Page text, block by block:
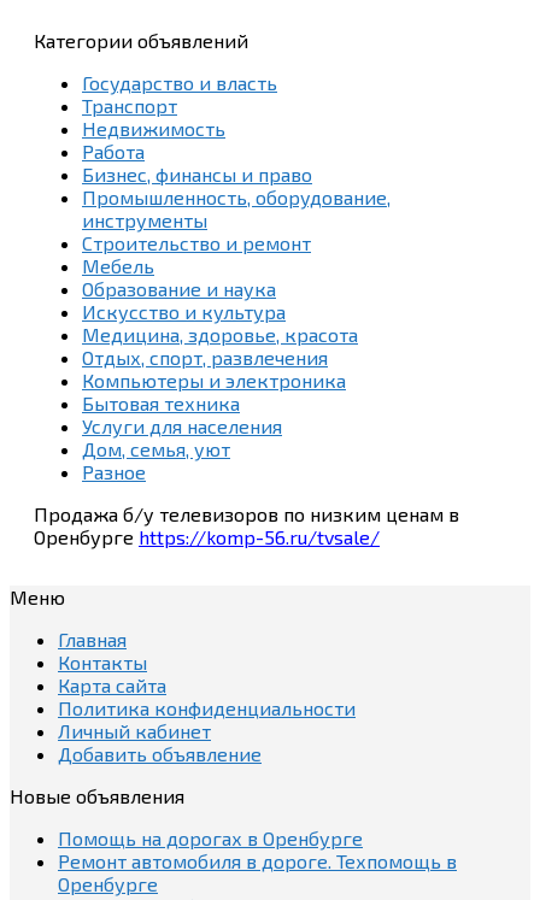
Категории объявлений
Государство и власть
Транспорт
Недвижимость
Работа
Бизнес, финансы и право
Промышленность, оборудование,
инструменты
Строительство и ремонт
Мебель
Образование и наука
Искусство и культура
Медицина, здоровье, красота
Отдых, спорт, развлечения
Компьютеры и электроника
Бытовая техника
Услуги для населения
Дом, семья, уют
Разное
Продажа б/у телевизоров по низким ценам в
Оренбурге https://komp-56.ru/tvsale/
Меню
Главная
Контакты
Карта сайта
Политика конфиденциальности
Личный кабинет
Добавить объявление
Новые объявления
Помощь на дорогах в Оренбурге
Ремонт автомобиля в дороге. Техпомощь в
Оренбурге